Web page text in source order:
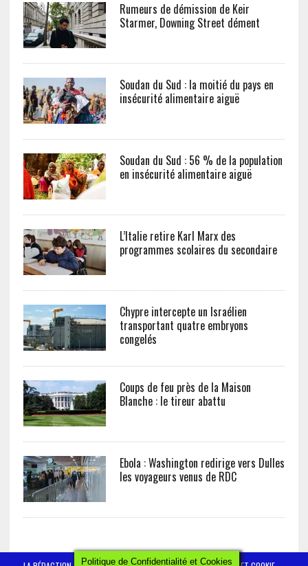
Rumeurs de démission de Keir
Starmer, Downing Street dément
Soudan du Sud : la moitié du pays en
insécurité alimentaire aiguë
Soudan du Sud : 56 % de la population
en insécurité alimentaire aiguë
L’Italie retire Karl Marx des
programmes scolaires du secondaire
Chypre intercepte un Israélien
transportant quatre embryons
congelés
Coups de feu près de la Maison
Blanche : le tireur abattu
Ebola : Washington redirige vers Dulles
les voyageurs venus de RDC
Politique de Confidentialité et Cookies